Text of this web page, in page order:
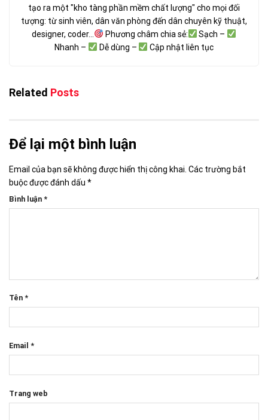
tạo ra một "kho tàng phần mềm chất lượng" cho mọi đối
tượng: từ sinh viên, dân văn phòng đến dân chuyên kỹ thuật,
designer, coder...
Phương châm chia sẻ:
Sạch –
Nhanh –
Dễ dùng – Cập nhật liên tục
Related Posts
Để lại một bình luận
Email của bạn sẽ không được hiển thị công khai. Các trường bắt
buộc được đánh dấu *
Bình luận *
Tên *
Email *
Trang web